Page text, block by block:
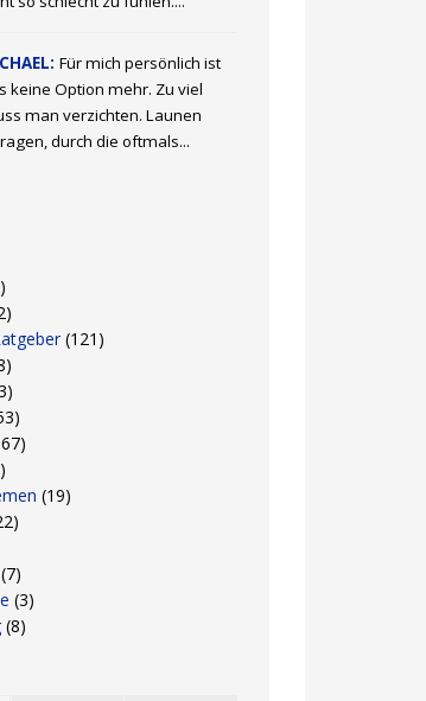
Für mich persönlich ist
keine Option mehr. Zu viel
man verzichten. Launen
durch die oftmals...
(121)
(19)
(7)
(3)
(8)